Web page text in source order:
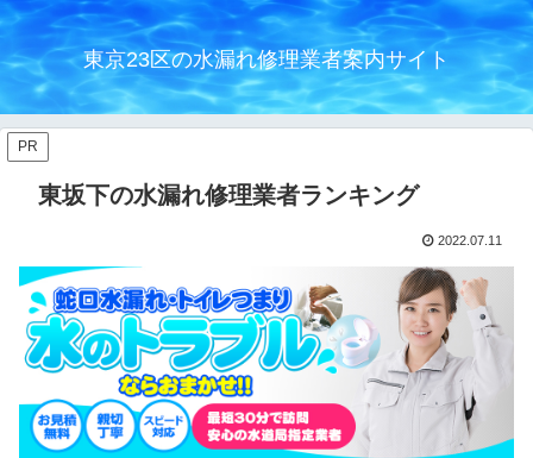
東京23区の水漏れ修理業者案内サイト
PR
東坂下の水漏れ修理業者ランキング
2022.07.11